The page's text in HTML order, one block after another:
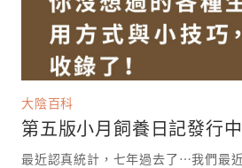
大陰百科
第五版小月飼養日記發行中
最近認真統計，七年過去了⋯我們最